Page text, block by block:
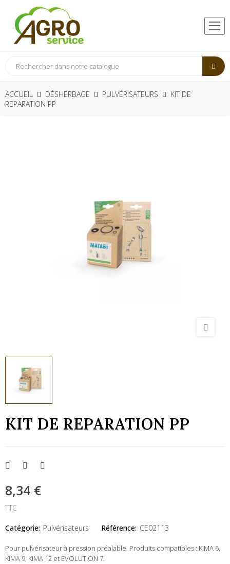
ACCUEIL DÉSHERBAGE PULVÉRISATEURS
KIT DE
REPARATION PP
KIT DE REPARATION PP
8,34 €
TTC
Catégorie: Pulvérisateurs Référence: CE02113
Pour pulvérisateur à pression préalable. Produits compatibles : KIMA 6,
KIMA 9, KIMA 12 et EVOLUTION 7.